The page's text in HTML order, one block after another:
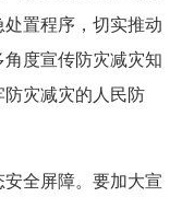
置程序，切实推动
度宣传防灾减灾知
灾减灾的人民防
全屏障。要加大宣